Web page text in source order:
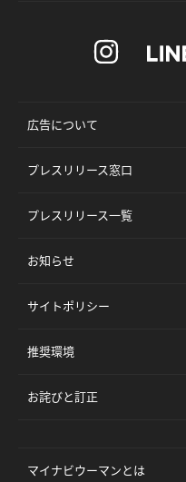
広告について
プレスリリース窓口
プレスリリース一覧
お知らせ
サイトポリシー
推奨環境
お詫びと訂正
マイナビウーマンとは